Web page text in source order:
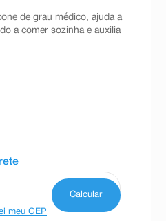
de grau médico, ajuda a
a comer sozinha e auxilia
meu CEP